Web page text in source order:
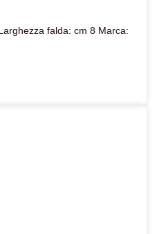
falda: cm 8 Marca: